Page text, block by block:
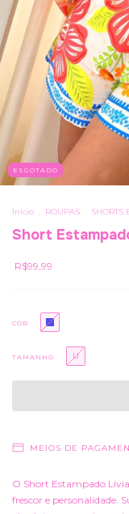
ESGOTADO
Início . ROUPAS . SHORTS
Short
R$99,99
COR
TAMANHO U
MEIOS DE
O Short Estampado
frescor e personalidade.